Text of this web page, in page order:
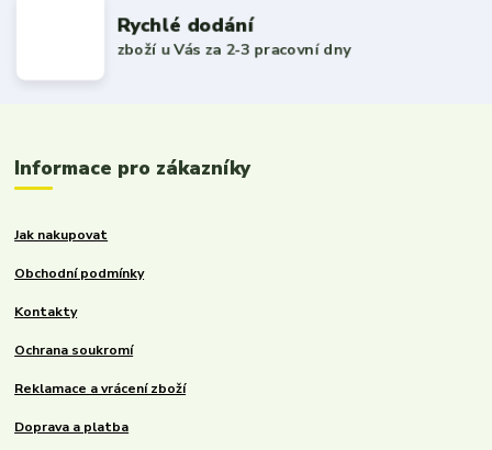
Rychlé dodání
zboží u Vás za 2-3 pracovní dny
Informace pro zákazníky
Jak nakupovat
Obchodní podmínky
Kontakty
Ochrana soukromí
Reklamace a vrácení zboží
Doprava a platba